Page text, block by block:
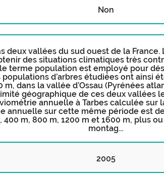
Non
deux vallées du sud ouest de la
des situations climatiques très
terme population est employé pour
d’arbres étudiées ont ainsi
m, dans la vallée d’Ossau (Pyrénées
géographique de ces deux vallées
annuelle à Tarbes calculée sur
annuelle sur cette même période est
m, 800 m, 1200 m et 1600 m, plus
montag...
2005